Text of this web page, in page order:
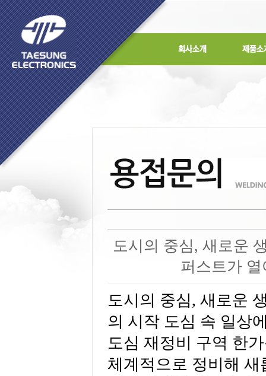
도시의 중심, 새로운
퍼스트가
도시의 중심, 새로운
의 시작 도심 속 일상
도심 재정비 구역 한
체계적으로 정비해